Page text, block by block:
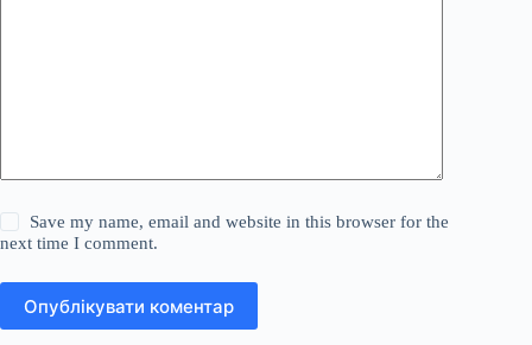
Save my name, email and website in this browser for the
next time I comment.
Опублікувати коментар